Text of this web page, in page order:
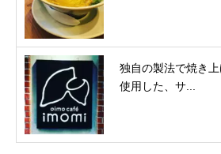
独自の製法で焼き
使用した、サ...